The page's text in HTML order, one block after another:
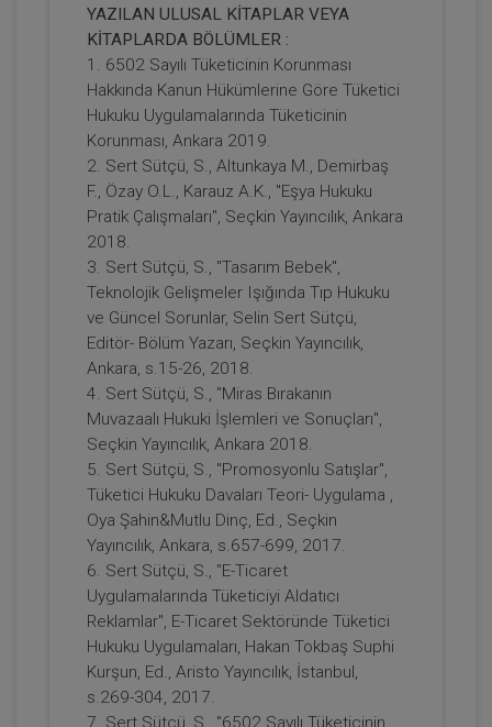
II. Medeni Hukuk Kongresi Tüm
Oturumları Video Kaydı
2160
TL
Tüketici Hukuku Enstitüsü
Miras Hukuku - II. Medeni Hukuk
Kongresi - VII. Oturum Video Kaydı
360 TL Sepete Ekle
YAZILAN ULUSAL KİTAPLAR VEYA
KİTAPLARDA BÖLÜMLER :
1. 6502 Sayılı Tüketicinin Korunması
Hakkında Kanun Hükümlerine Göre Tüketici
Hukuku Uygulamalarında Tüketicinin
Korunması, Ankara 2019.
2. Sert Sütçü, S., Altunkaya M., Demirbaş
F., Özay O.L., Karauz A.K., "Eşya Hukuku
Pratik Çalışmaları", Seçkin Yayıncılık, Ankara
2018.
3. Sert Sütçü, S., "Tasarım Bebek",
Teknolojik Gelişmeler Işığında Tıp Hukuku
ve Güncel Sorunlar, Selin Sert Sütçü,
Editör- Bölüm Yazarı, Seçkin Yayıncılık,
Ankara, s.15-26, 2018.
4. Sert Sütçü, S., "Miras Bırakanın
Muvazaalı Hukuki İşlemleri ve Sonuçları",
Seçkin Yayıncılık, Ankara 2018.
5. Sert Sütçü, S., "Promosyonlu Satışlar",
Tüketici Hukuku Davaları Teori- Uygulama ,
Oya Şahin&Mutlu Dinç, Ed., Seçkin
Yayıncılık, Ankara, s.657-699, 2017.
6. Sert Sütçü, S., "E-Ticaret
Uygulamalarında Tüketiciyi Aldatıcı
Reklamlar", E-Ticaret Sektöründe Tüketici
Hukuku Uygulamaları, Hakan Tokbaş Suphi
Kurşun, Ed., Aristo Yayıncılık, İstanbul,
s.269-304, 2017.
7. Sert Sütçü, S., "6502 Sayılı Tüketicinin